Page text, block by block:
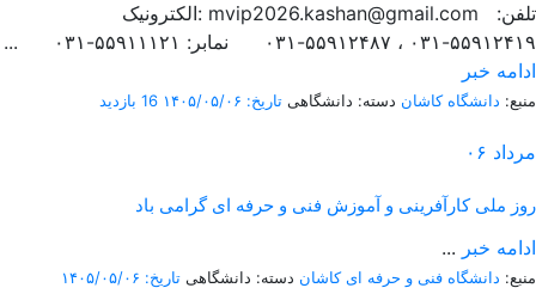
الکترونیک: mvip2026.kashan@gmail.com تلفن:
۵۵۹۱۲۴۱۹-۰۳۱ ، ۵۵۹۱۲۴۸۷-۰۳۱ نمابر: ۵۵۹۱۱۱۲۱-۰۳۱ ...
ادامه خبر
منبع: دانشگاه کاشان دسته: دانشگاهی تاریخ: ۱۴۰۵/۰۵/۰۶ 16 بازدید
۰۶ مرداد
روز ملی کارآفرینی و آموزش فنی و حرفه ای گرامی باد
... ادامه خبر
منبع: دانشگاه فنی و حرفه ای کاشان دسته: دانشگاهی تاریخ: ۱۴۰۵/۰۵/۰۶